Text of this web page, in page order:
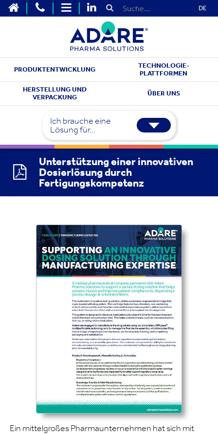
DE
PRODUKTENTWICKLUNG
TECHNOLOGIE-
PLATTFORMEN
HERSTELLUNG UND
VERPACKUNG
ÜBER UNS
Ich brauche eine
Lösung für...
Unterstützung einer innovativen
Dosierlösung durch
Fertigungskompetenz
Ein mittelgroßes Pharmaunternehmen hat sich mit